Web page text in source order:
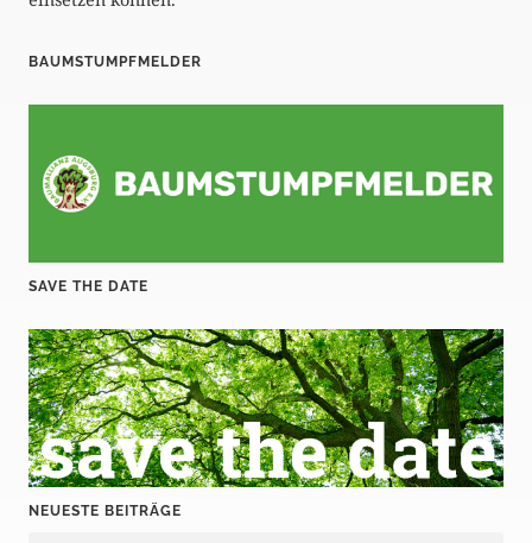
BAUMSTUMPFMELDER
SAVE THE DATE
NEUESTE BEITRÄGE